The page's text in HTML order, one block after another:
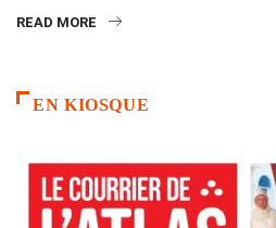
READ MORE
EN KIOSQUE